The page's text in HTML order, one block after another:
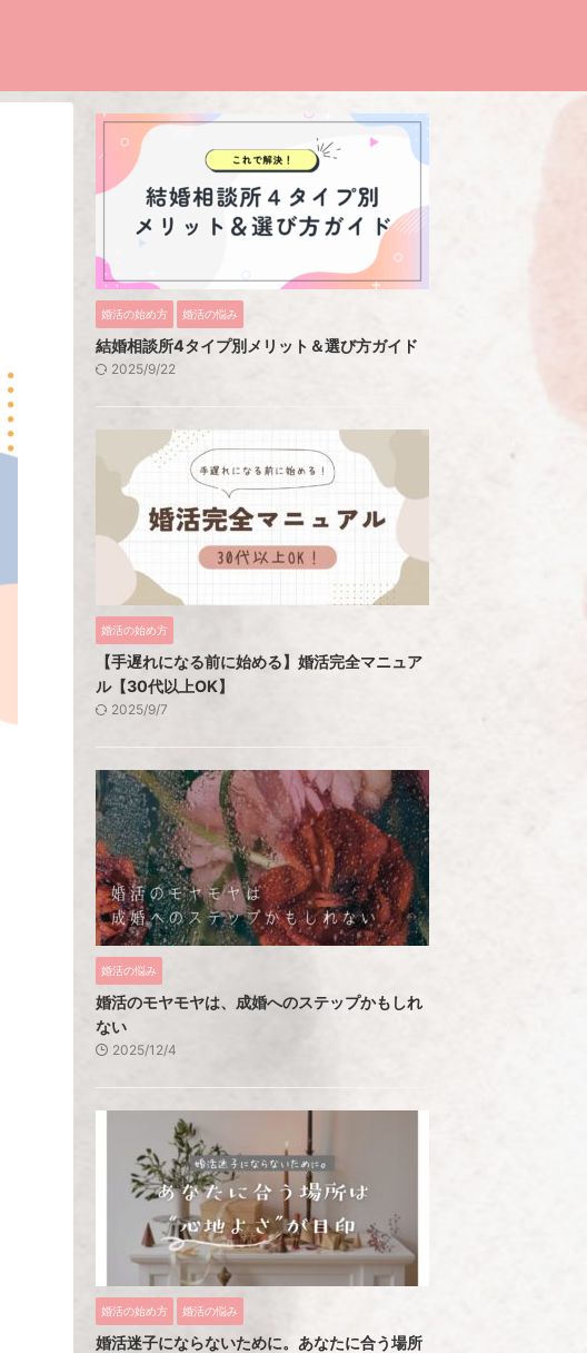
婚活の始め方 婚活の悩み
結婚相談所4タイプ別メリット＆選び方ガイド
2025/9/22
婚活の始め方
【手遅れになる前に始める】婚活完全マニュア
ル【30代以上OK】
2025/9/7
婚活の悩み
婚活のモヤモヤは、成婚へのステップかもしれ
ない
2025/12/4
婚活の始め方 婚活の悩み
婚活迷子にならないために。あなたに合う場所